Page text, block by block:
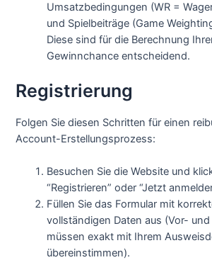
Umsatzbedingungen (WR =
und Spielbeiträge (Game
Diese sind für die Berechnung
Gewinnchance entscheidend.
Registrierung
Folgen Sie diesen Schritten für einen
Account-Erstellungsprozess:
Besuchen Sie die Website und
“Registrieren” oder “Jetzt
Füllen Sie das Formular mit
vollständigen Daten aus (Vor-
müssen exakt mit Ihrem
übereinstimmen).